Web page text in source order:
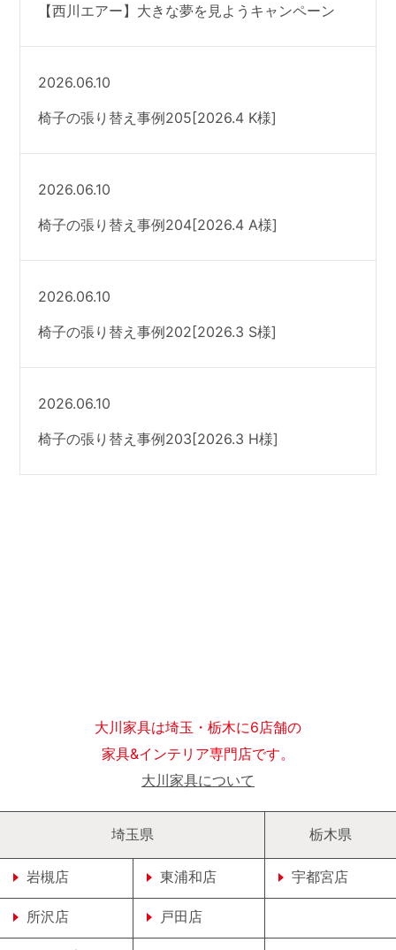
【西川エアー】大きな夢を見ようキャンペーン
2026.06.10
椅子の張り替え事例205[2026.4 K様]
2026.06.10
椅子の張り替え事例204[2026.4 A様]
2026.06.10
椅子の張り替え事例202[2026.3 S様]
2026.06.10
椅子の張り替え事例203[2026.3 H様]
大川家具は埼玉・栃木に6店舗の
家具&インテリア専門店です。
大川家具について
埼玉県
岩槻店 東浦和店
所沢店 戸田店
栃木県
宇都宮店